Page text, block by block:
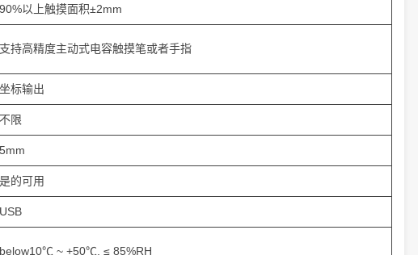
90%以上触摸面积±2mm
支持高精度主动式电容触摸笔或者手指
坐标输出
不限
5mm
是的可用
USB
below10℃ ~ +50℃, ≤ 85%RH